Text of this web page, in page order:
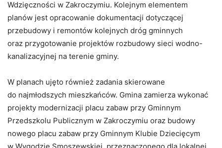
Wdzięczności w Zakroczymiu. Kolejnym elementem
planów jest opracowanie dokumentacji dotyczącej
przebudowy i remontów kolejnych dróg gminnych
oraz przygotowanie projektów rozbudowy sieci wodno-
kanalizacyjnej na terenie gminy.
W planach ujęto również zadania skierowane
do najmłodszych mieszkańców. Gmina zamierza wykonać
projekty modernizacji placu zabaw przy Gminnym
Przedszkolu Publicznym w Zakroczymiu oraz budowy
nowego placu zabaw przy Gminnym Klubie Dziecięcym
w Wygodzie Smoszewskiej, przeznaczonego dla lokalnej